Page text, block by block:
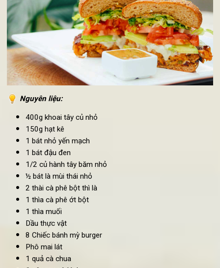
3. Burger chay
Nguyên liệu:
400g khoai tây củ nhỏ
150g hạt kê
1 bát nhỏ yến mạch
1 bát đậu đen